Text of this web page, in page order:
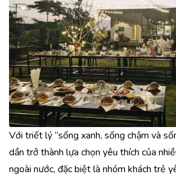
Với triết lý “sống xanh, sống chậm và
dần trở thành lựa chọn yêu thích của
ngoài nước, đặc biệt là nhóm khách trẻ